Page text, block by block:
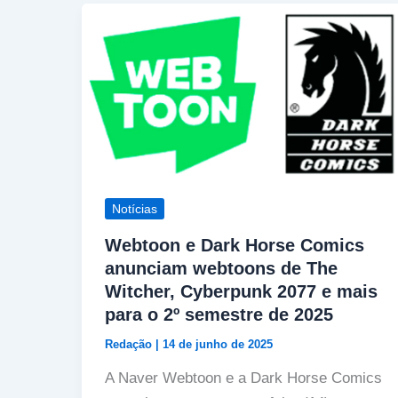
Notícias
Webtoon e Dark Horse Comics
anunciam webtoons de The
Witcher, Cyberpunk 2077 e mais
para o 2º semestre de 2025
Redação | 14 de junho de 2025
A Naver Webtoon e a Dark Horse Comics